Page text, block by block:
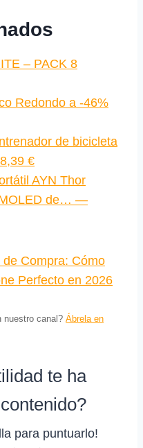
– PACK 8
Redondo a -46%
de bicicleta
€
AYN Thor
de… —
de Compra: Cómo
Perfecto en 2026
nuestro canal? Ábrela en
te ha
para puntuarlo!